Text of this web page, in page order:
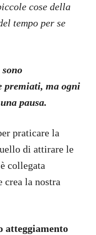
cose della
tempo per se
premiati, ma ogni
pausa.
praticare la
di attirare le
collegata
crea la nostra
atteggiamento